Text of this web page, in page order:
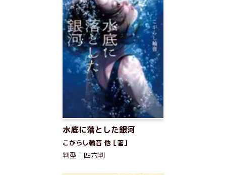
水底に落とした銀河
こがらし輪音 他［著］
判型：四六判